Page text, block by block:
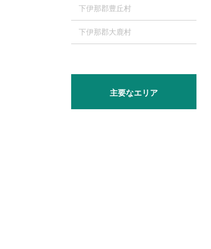
下伊那郡豊丘村
下伊那郡大鹿村
主要なエリア